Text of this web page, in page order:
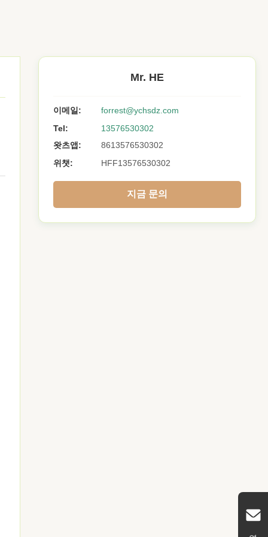
Mr. HE
이메일:
forrest@ychsdz.com
Tel:
13576530302
왓츠앱:
8613576530302
위챗:
HFF13576530302
지금 문의